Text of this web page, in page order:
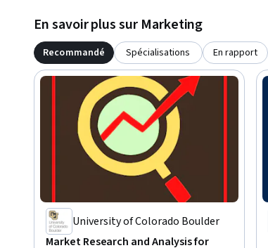
En savoir plus sur Marketing
Recommandé Spécialisations En rapport
University of Colorado Boulder
Market Research and Analysis for